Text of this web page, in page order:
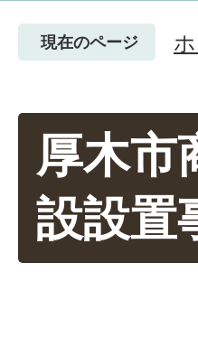
現在のページ
厚木市
設設置